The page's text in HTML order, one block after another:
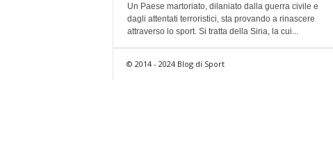
Un Paese martoriato, dilaniato dalla guerra civile e
dagli attentati terroristici, sta provando a rinascere
attraverso lo sport. Si tratta della Siria, la cui...
© 2014 - 2024 Blog di Sport